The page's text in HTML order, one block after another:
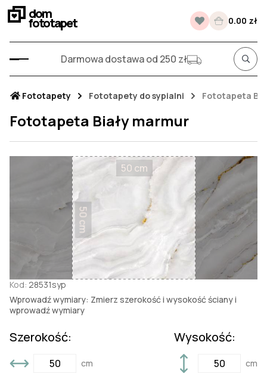
dom
fototapet 0.00 zł
Darmowa dostawa od 250 zł
Fototapety Fototapety do sypialni Fototapeta
Fototapeta Biały marmur
50 cm
50 cm
Kod: 28531syp
Wprowadź wymiary: Zmierz szerokość i wysokość ściany i
wprowadź wymiary
Szerokość:
cm
Wysokość:
cm